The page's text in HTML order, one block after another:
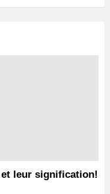
et leur signification!